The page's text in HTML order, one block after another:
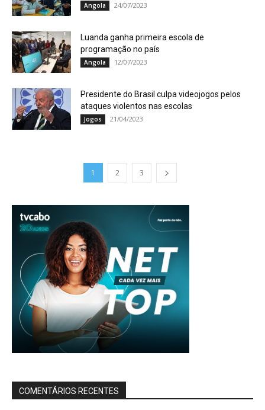
Angola 24/07/2023
Luanda ganha primeira escola de
programação no país
Angola 12/07/2023
Presidente do Brasil culpa videojogos pelos
ataques violentos nas escolas
Jogos 21/04/2023
1 2 3
COMENTÁRIOS RECENTES